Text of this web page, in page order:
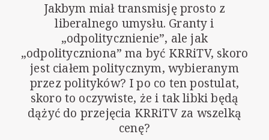
Jakbym miał transmisję prosto z
liberalnego umysłu. Granty i
„odpolitycznienie”, ale jak
„odpolityczniona” ma być KRRiTV, skoro
jest ciałem politycznym, wybieranym
przez polityków? I po co ten postulat,
skoro to oczywiste, że i tak libki będą
dążyć do przejęcia KRRiTV za wszelką
cenę?